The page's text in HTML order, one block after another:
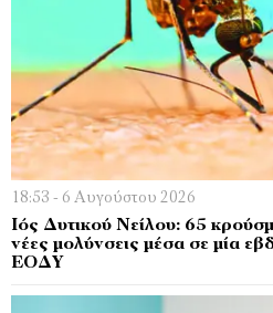
18:53 - 6 Αυγούστου 2026
Ιός Δυτικού Νείλου: 65
νέες μολύνσεις μέσα σε μία
ΕΟΔΥ